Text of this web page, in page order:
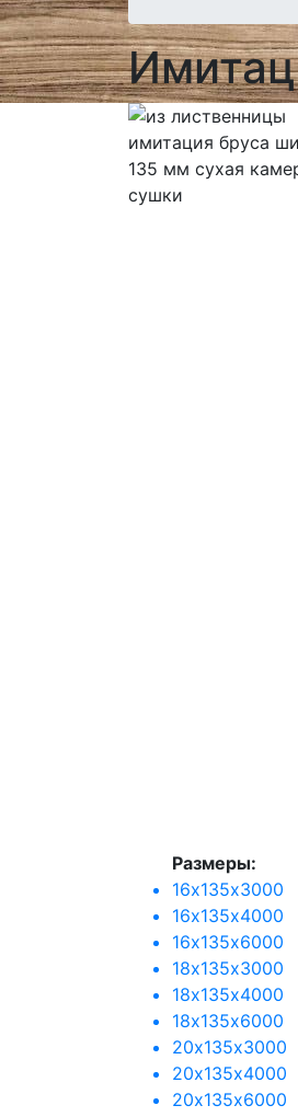
Размеры:
16х135х3000
16х135х4000
16х135х6000
18х135х3000
18х135х4000
18х135х6000
20х135х3000
20х135х4000
20х135х6000